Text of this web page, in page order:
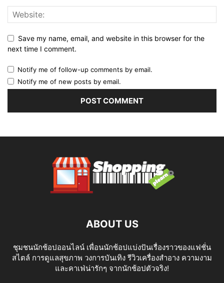
Save my name, email, and website in this browser for the
next time I comment.
Notify me of follow-up comments by email.
Notify me of new posts by email.
ABOUT US
ชุมชนนักช้อปออนไลน์ เพื่อนนักช้อปแบ่งปันเรื่องราวของแฟชั่น
สไตล์ การดูแลสุขภาพ วงการบันเทิง รีวิวเครื่องสำอาง ความงาม
และคาเฟ่น่ารักๆ จากนักช้อปตัวจริง!